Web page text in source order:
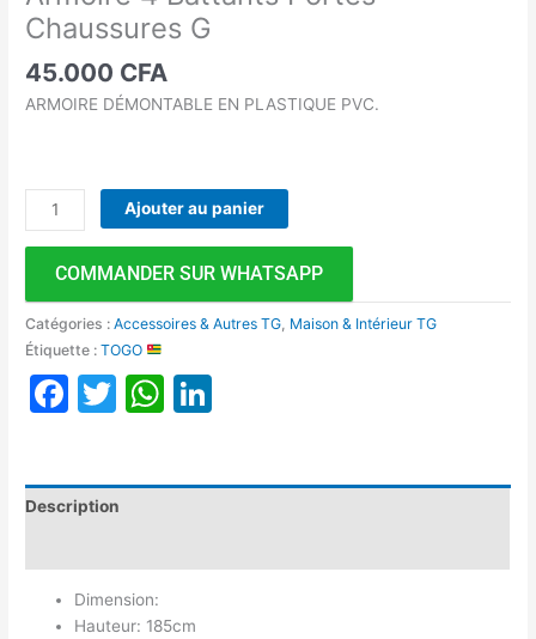
Chaussures G
45.000 CFA
ARMOIRE DÉMONTABLE EN PLASTIQUE PVC.
Ajouter au panier
COMMANDER SUR WHATSAPP
Catégories :Accessoires & Autres TG Maison & Intérieur TG
Étiquette :TOGO
Facebook
TwitterWhatsApp
Description
Dimension:
Hauteur: 185cm